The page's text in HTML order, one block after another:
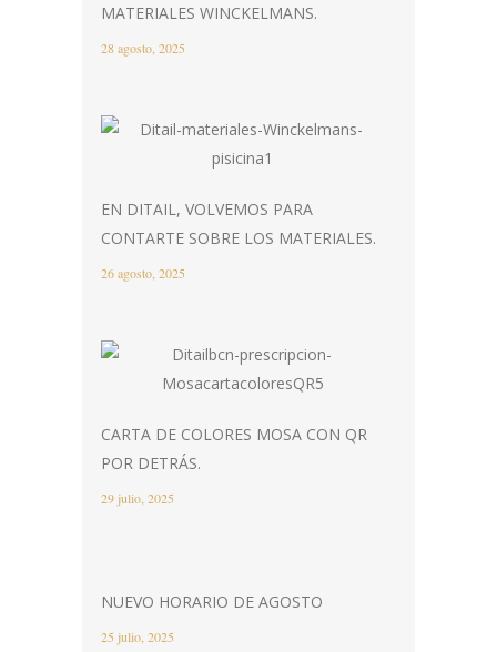
MATERIALES WINCKELMANS.
28 agosto, 2025
EN DITAIL, VOLVEMOS PARA
CONTARTE SOBRE LOS MATERIALES.
26 agosto, 2025
CARTA DE COLORES MOSA CON QR
POR DETRÁS.
29 julio, 2025
NUEVO HORARIO DE AGOSTO
25 julio, 2025